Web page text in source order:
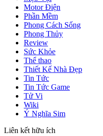
Motor Điện
Phần Mềm
Phong Cách Sống
Phong Thủy
Review
Sức Khỏe
Thể thao
Thiết Kế Nhà Đẹp
Tin Tức
Tin Tức Game
Tử Vi
Wiki
Ý Nghĩa Sim
Liên kết hữu ích